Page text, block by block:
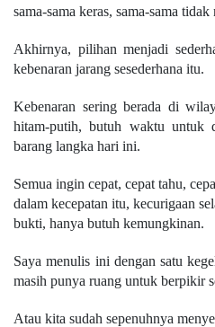
sama-sama keras, sama-sama
Akhirnya, pilihan menjadi
kebenaran jarang sesederhana itu.
Kebenaran sering berada di
hitam-putih, butuh waktu untuk
barang langka hari ini.
Semua ingin cepat, cepat tahu,
dalam kecepatan itu, kecurigaan
bukti, hanya butuh kemungkinan.
Saya menulis ini dengan satu
masih punya ruang untuk berpikir
Atau kita sudah sepenuhnya